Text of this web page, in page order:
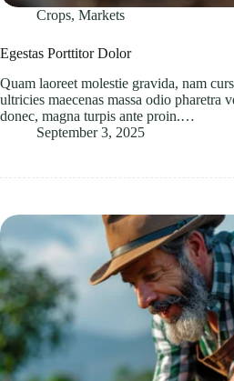
Crops, Markets
Egestas Porttitor Dolor
Quam laoreet molestie gravida, nam
ultricies maecenas massa odio pharetra
donec, magna turpis ante proin.…
September 3, 2025